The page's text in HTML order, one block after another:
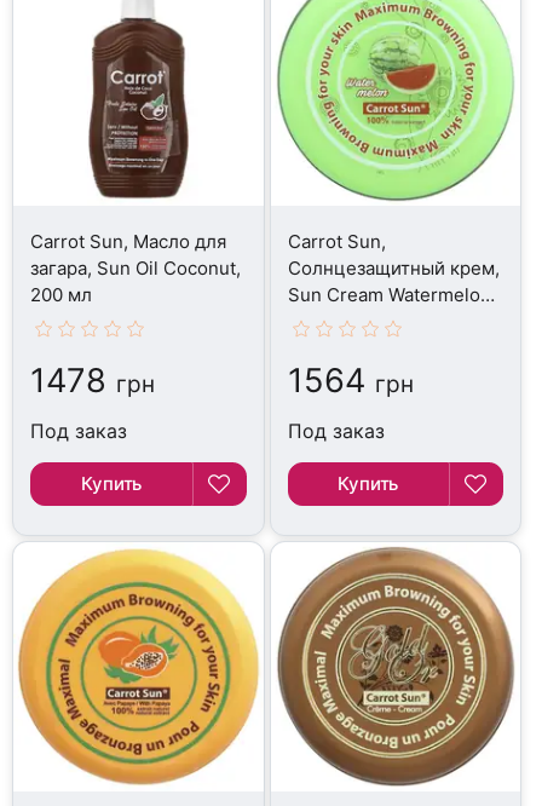
Carrot Sun, Масло для
загара, Sun Oil Coconut,
200 мл
1478 грн
Под заказ
Купить
Carrot Sun,
Солнцезащитный крем,
Sun Cream Watermelon,
350 мл
1564 грн
Под заказ
Купить